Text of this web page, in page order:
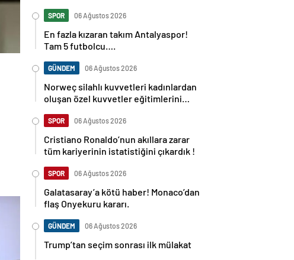
SPOR 06 Ağustos 2026
En fazla kızaran takım Antalyaspor!
Tam 5 futbolcu….
GÜNDEM 06 Ağustos 2026
Norweç silahlı kuvvetleri kadınlardan
oluşan özel kuvvetler eğitimlerini
SPOR 06 Ağustos 2026
Cristiano Ronaldo’nun akıllara zarar
tüm kariyerinin istatistiğini çıkardık !
SPOR 06 Ağustos 2026
Galatasaray’a kötü haber! Monaco’dan
flaş Onyekuru kararı.
GÜNDEM 06 Ağustos 2026
Trump’tan seçim sonrası ilk mülakat